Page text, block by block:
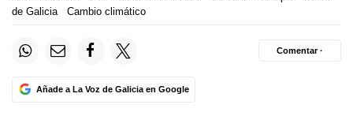
de Galicia
Cambio climático
Añade a La Voz de Galicia en Google
Comentar ·